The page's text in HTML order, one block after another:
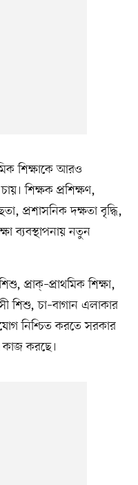
শিক্ষাকে আরও
শিক্ষক প্রশিক্ষণ,
প্রশাসনিক দক্ষতা বৃদ্ধি,
ব্যবস্থাপনায় নতুন
প্রাক্‌–প্রাথমিক শিক্ষা,
শিশু, চা–বাগান এলাকার
নিশ্চিত করতে সরকার
কাজ করছে।